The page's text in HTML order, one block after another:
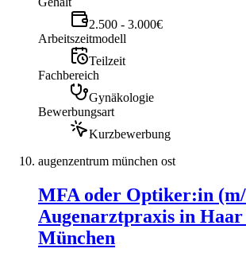
2.500 - 3.000€
Arbeitszeitmodell
Teilzeit
Fachbereich
Gynäkologie
Bewerbungsart
Kurzbewerbung
augenzentrum münchen ost
MFA oder Optiker:in
Augenarztpraxis in Haar
München